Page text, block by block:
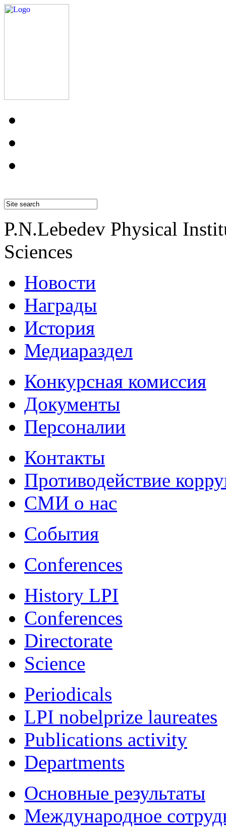
P.N.Lebedev Physical
Sciences
Новости
Награды
История
Медиараздел
Конкурсная комиссия
Документы
Персоналии
Контакты
Противодействие
СМИ о нас
События
Conferences
History LPI
Conferences
Directorate
Science
Periodicals
LPI nobelprize laureates
Publications activity
Departments
Основные результаты
Международное